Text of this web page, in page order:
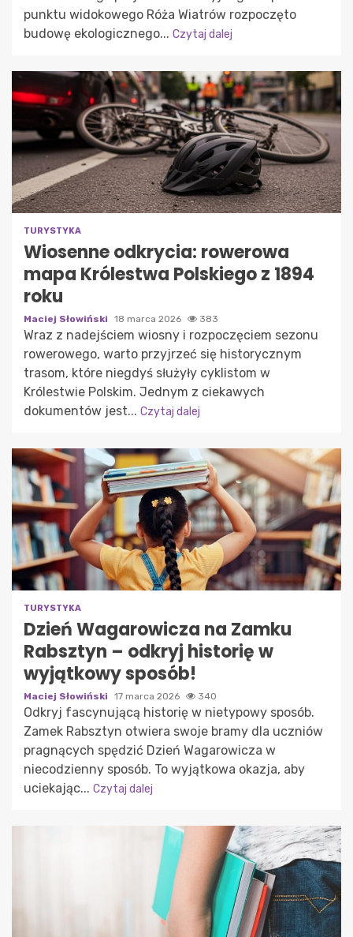
punktu widokowego Róża Wiatrów rozpoczęto
budowę ekologicznego... Czytaj dalej
TURYSTYKA
Wiosenne odkrycia: rowerowa
mapa Królestwa Polskiego z 1894
roku
Maciej Słowiński 18 marca 2026 383
Wraz z nadejściem wiosny i rozpoczęciem sezonu
rowerowego, warto przyjrzeć się historycznym
trasom, które niegdyś służyły cyklistom w
Królestwie Polskim. Jednym z ciekawych
dokumentów jest... Czytaj dalej
TURYSTYKA
Dzień Wagarowicza na Zamku
Rabsztyn – odkryj historię w
wyjątkowy sposób!
Maciej Słowiński 17 marca 2026 340
Odkryj fascynującą historię w nietypowy sposób.
Zamek Rabsztyn otwiera swoje bramy dla uczniów
pragnących spędzić Dzień Wagarowicza w
niecodzienny sposób. To wyjątkowa okazja, aby
uciekając... Czytaj dalej